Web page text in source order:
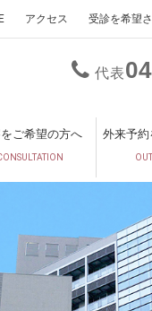
アクセス 受診を希望
代表
ご希望の方へ 外来予